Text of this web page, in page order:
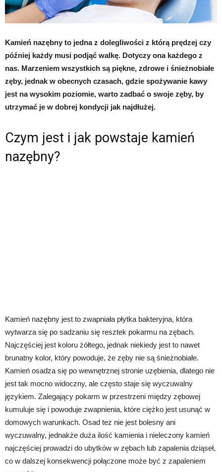
Kamień nazębny to jedna z dolegliwości z którą prędzej czy
później każdy musi podjąć walkę. Dotyczy ona każdego z
nas. Marzeniem wszystkich są piękne, zdrowe i śnieżnobiałe
zęby, jednak w obecnych czasach, gdzie spożywanie kawy
jest na wysokim poziomie, warto zadbać o swoje zęby, by
utrzymać je w dobrej kondycji jak najdłużej.
Czym jest i jak powstaje kamień
nazębny?
Kamień nazębny jest to zwapniała płytka bakteryjna, która
wytwarza się po sadzaniu się resztek pokarmu na zębach.
Najczęściej jest koloru żółtego, jednak niekiedy jest to nawet
brunatny kolor, który powoduje, że zęby nie są śnieżnobiałe.
Kamień osadza się po wewnętrznej stronie uzębienia, dlatego nie
jest tak mocno widoczny, ale często staje się wyczuwalny
językiem. Zalegający pokarm w przestrzeni między zębowej
kumuluje się i powoduje zwapnienia, które ciężko jest usunąć w
domowych warunkach. Osad tez nie jest bolesny ani
wyczuwalny, jednakże duża ilość kamienia i nieleczony kamień
najczęściej prowadzi do ubytków w zębach lub zapalenia dziąseł,
co w dalszej konsekwencji połączone może być z zapaleniem